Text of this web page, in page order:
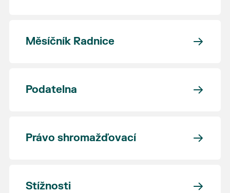
Měsíčník Radnice
Podatelna
Právo shromažďovací
Stížnosti